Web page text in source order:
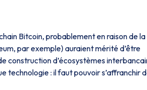
Bitcoin, probablement en raison de la
par exemple) auraient mérité d’être
construction d’écosystèmes
technologie : il faut pouvoir s’affranchir